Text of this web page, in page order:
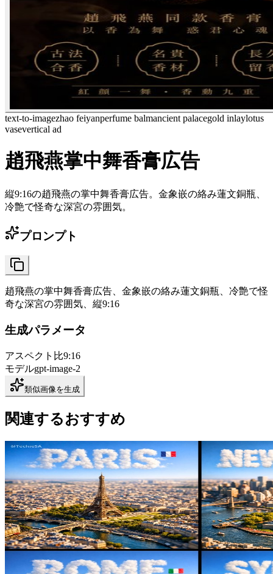
text-to-imagezhao feiyanperfume balmancient palacegold inlaylotus
vasevertical ad
趙飛燕掌中舞香膏広告
縦9:16の趙飛燕の掌中舞香膏広告。金象嵌の絡み蓮文銅瓶、
冷艶で怪奇な深宮の雰囲気。
プロンプト
趙飛燕の掌中舞香膏広告、金象嵌の絡み蓮文銅瓶、冷艶で怪
奇な深宮の雰囲気、縦9:16
生成パラメータ
アスペクト比9:16
モデルgpt-image-2
類似画像を生成
関連するおすすめ